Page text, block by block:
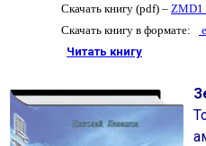
Скачать книгу (pdf) –
Скачать книгу в формате:
Читать книгу